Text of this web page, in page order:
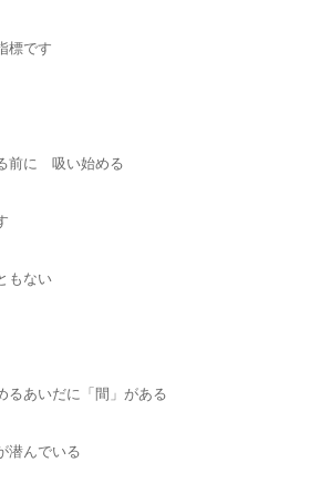
標です
前に 吸い始める
もない
あいだに「間」がある
潜んでいる